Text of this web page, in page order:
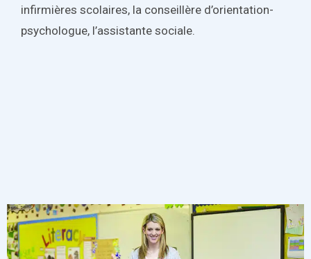
infirmières scolaires, la conseillère d’orientation-
psychologue, l’assistante sociale.